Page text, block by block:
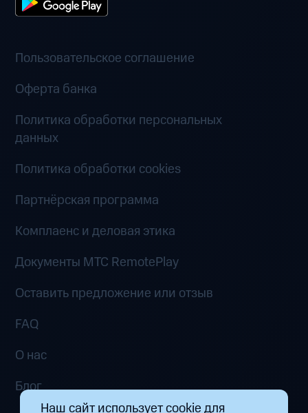
Наш сайт использует cookie для
Пользовательское соглашение
Оферта банка
Политика обработки персональных
данных
Политика обработки cookies
Партнёрская программа
Комплаенс и деловая этика
Документы MTC RemotePlay
Оставить предложение или отзыв
FAQ
О нас
Блог